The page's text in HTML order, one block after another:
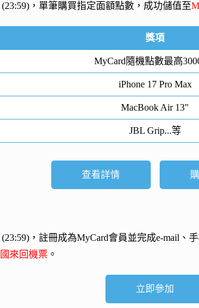
(23:59)，單筆購買指定面額點數，成功儲值至
獎項
MyCard隨機點數最高
iPhone 17 Pro Max
MacBook Air 13"
JBL Grip...等
查看詳情
(23:59)，註冊成為MyCard會員並完成e-mail、
來回機票 。
立即參加